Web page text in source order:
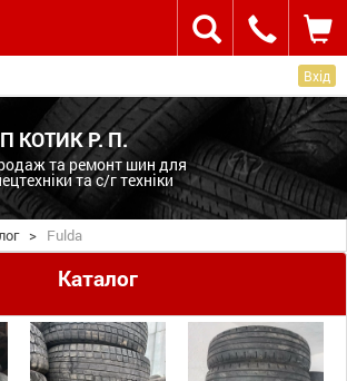
Вхід
КОТИК Р. П.
та ремонт шин для
та с/г техніки
> Fulda
Каталог